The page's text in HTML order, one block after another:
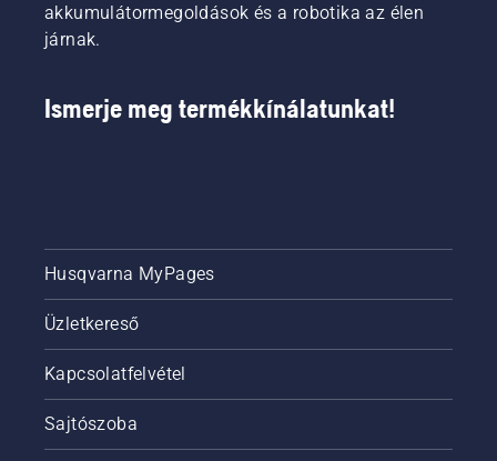
akkumulátormegoldások és a robotika az élen
járnak.
Ismerje meg termékkínálatunkat!
Husqvarna MyPages
Üzletkereső
Kapcsolatfelvétel
Sajtószoba